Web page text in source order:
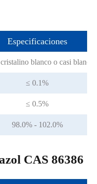
Especificaciones
blanco o casi blanco
≤ 0.1%
≤ 0.5%
98.0% - 102.0%
CAS 86386